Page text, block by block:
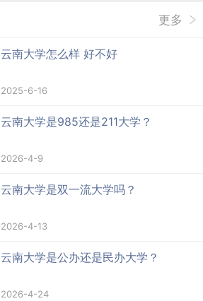
更多
云南大学怎么样 好不好
2025-6-16
云南大学是985还是211大学？
2026-4-9
云南大学是双一流大学吗？
2026-4-13
云南大学是公办还是民办大学？
2026-4-24